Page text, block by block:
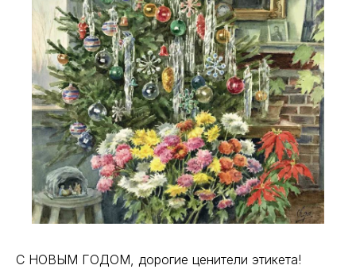
С НОВЫМ ГОДОМ, дорогие ценители этикета!